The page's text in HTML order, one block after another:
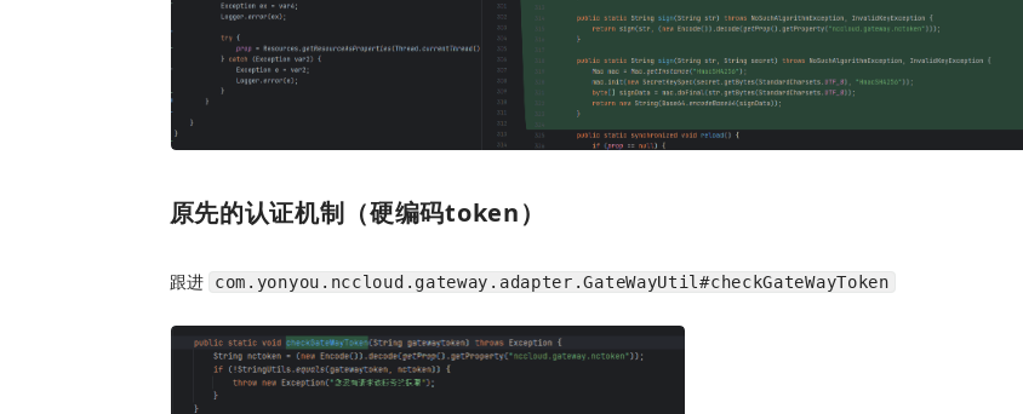
原先的认证机制（硬编码token）
跟进 com.yonyou.nccloud.gateway.adapter.GateWayUtil#checkGateWayToken